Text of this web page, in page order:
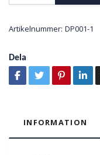
Artikelnummer: DP001-1
Dela
INFORMATION